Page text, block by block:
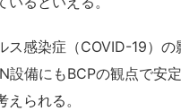
感染症（COVID-19）
設備にもBCPの観点で安
られる。